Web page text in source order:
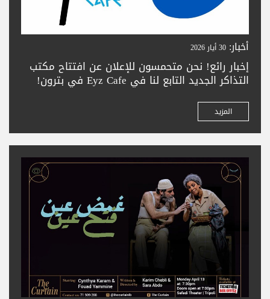
أخبار: 30 أيار 2026
إخبار رائع! نحن متحمسون للإعلان عن افتتاح مكتب
التذاكر الجديد التابع لنا في Eyz Cafe في بترون!
زورونا لشراء تذاكركم بسهولة في المدينة الجميلة
بترون. تعالوا واستمتعوا بحجز تذاكر سلس —
ونتطلع لخدمتكم
المزيد